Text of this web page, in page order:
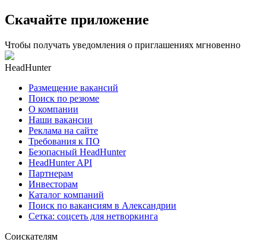
Скачайте приложение
Чтобы получать уведомления о приглашениях мгновенно
HeadHunter
Размещение вакансий
Поиск по резюме
О компании
Наши вакансии
Реклама на сайте
Требования к ПО
Безопасный HeadHunter
HeadHunter API
Партнерам
Инвесторам
Каталог компаний
Поиск по вакансиям в Александрии
Сетка: соцсеть для нетворкинга
Соискателям